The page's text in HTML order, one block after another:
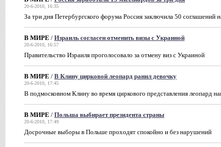
20-6-2010, 16:35
За три дня Петербургского форума Россия заключила 50 соглашений
В МИРЕ / Израиль согласен отменить визы с Украиной
20-6-2010, 16:57
Правительство Израиля проголосовало за отмену виз с Украиной
В МИРЕ / В Клину цирковой леопард ранил девочку
20-6-2010, 17:45
В подмосковном Клину во время циркового представления леопард
В МИРЕ / Польша выбирает президента страны
20-6-2010, 17:49
Досрочные выборы в Польше проходят спокойно и без нарушений